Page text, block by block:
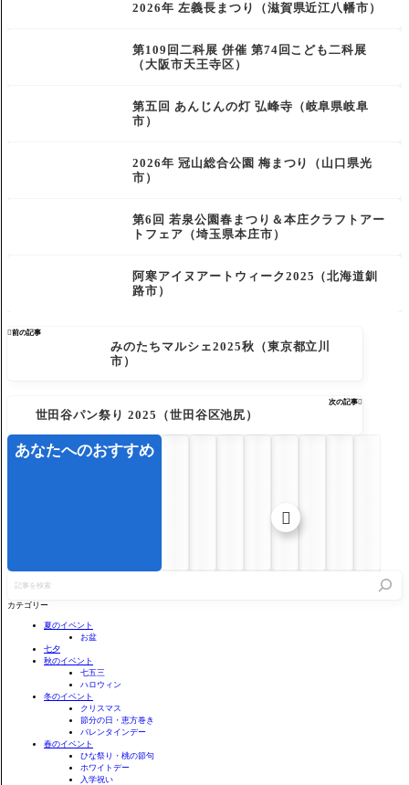
2026年 左義長まつり（滋賀県近江八幡市）
第109回二科展 併催 第74回こども二科展
（大阪市天王寺区）
第五回 あんじんの灯 弘峰寺（岐阜県岐阜
市）
2026年 冠山総合公園 梅まつり（山口県光
市）
第6回 若泉公園春まつり＆本庄クラフトアー
トフェア（埼玉県本庄市）
阿寒アイヌアートウィーク2025（北海道釧
路市）
前の記事
みのたちマルシェ2025秋（東京都立川
市）
次の記事
世田谷パン祭り 2025（世田谷区池尻）
を
検
カテゴリー
夏のイベント
お盆
七夕
秋のイベント
七五三
ハロウィン
冬のイベント
クリスマス
節分の日・恵方巻き
バレンタインデー
春のイベント
ひな祭り・桃の節句
ホワイトデー
入学祝い
あなたへのおすすめ
